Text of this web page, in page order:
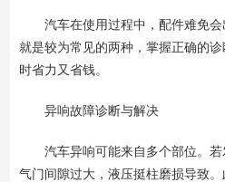
汽车在使用过程中，配件难免
就是较为常见的两种，掌握正确的
时省力又省钱。
异响故障诊断与解决
汽车异响可能来自多个部位。
气门间隙过大，液压挺柱磨损导致